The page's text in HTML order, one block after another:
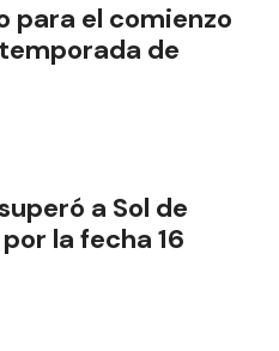
para el comienzo
de
a Sol de
la fecha 16